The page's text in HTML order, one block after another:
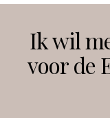
Instagram
Ik wil
voor de